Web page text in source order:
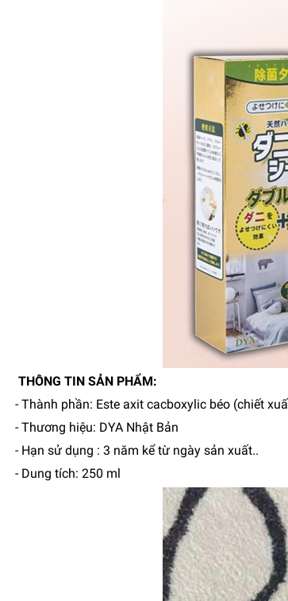
THÔNG TIN SẢN PHẨM:
- Thành phần: Este axit cacboxylic béo (chiết
- Thương hiệu: DYA Nhật Bản
- Hạn sử dụng : 3 năm kể từ ngày sản xuất..
- Dung tích: 250 ml